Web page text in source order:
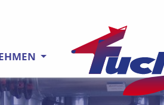
Direkt zur
Direkt zum Inhalt